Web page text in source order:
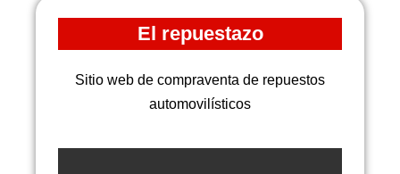
El repuestazo
Sitio web de compraventa de repuestos
automovilísticos